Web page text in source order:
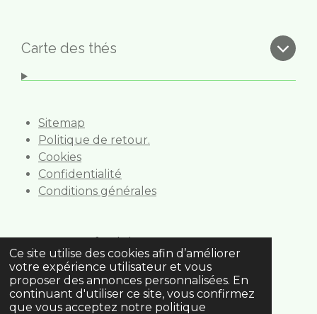
Ce site utilise des cookies afin d’améliorer
votre expérience utilisateur et vous
proposer des annonces personnalisées. En
continuant d'utiliser ce site, vous confirmez
que vous acceptez notre politique
Carte des thés
Sitemap
Politique de retour.
Cookies
Confidentialité
Conditions générales
Gourmet foods bv
Anselmostraat 6
2 018 Antwerpen
0495.514.973
bonjour@boutique-de-the.be